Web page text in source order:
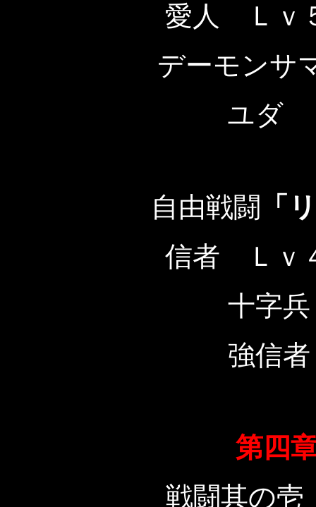
愛人 Ｌｖ
デーモンサ
ユダ
自由戦闘
「
信者 Ｌｖ
十字
強信
第四
戦闘其の壱